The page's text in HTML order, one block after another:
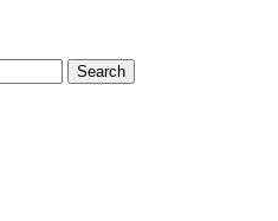
Search